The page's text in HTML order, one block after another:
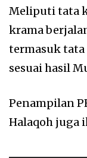
Meliputi tata
krama
termasuk
sesuai hasil
Penampilan
Halaqoh juga